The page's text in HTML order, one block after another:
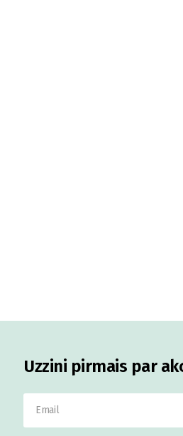
Uzzini pirmais par